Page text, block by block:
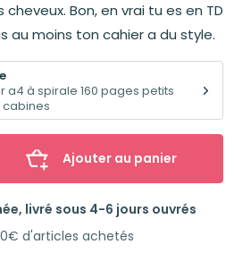
Bon, en vrai tu es en TD
au moins ton cahier a du style.
a4 à spirale 160 pages petits
Ajouter au panier
livré sous 4-6 jours ouvrés
d'articles achetés